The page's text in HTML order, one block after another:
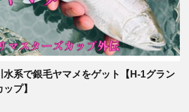
水系で銀毛ヤマメをゲット【H-1グラン
プ】